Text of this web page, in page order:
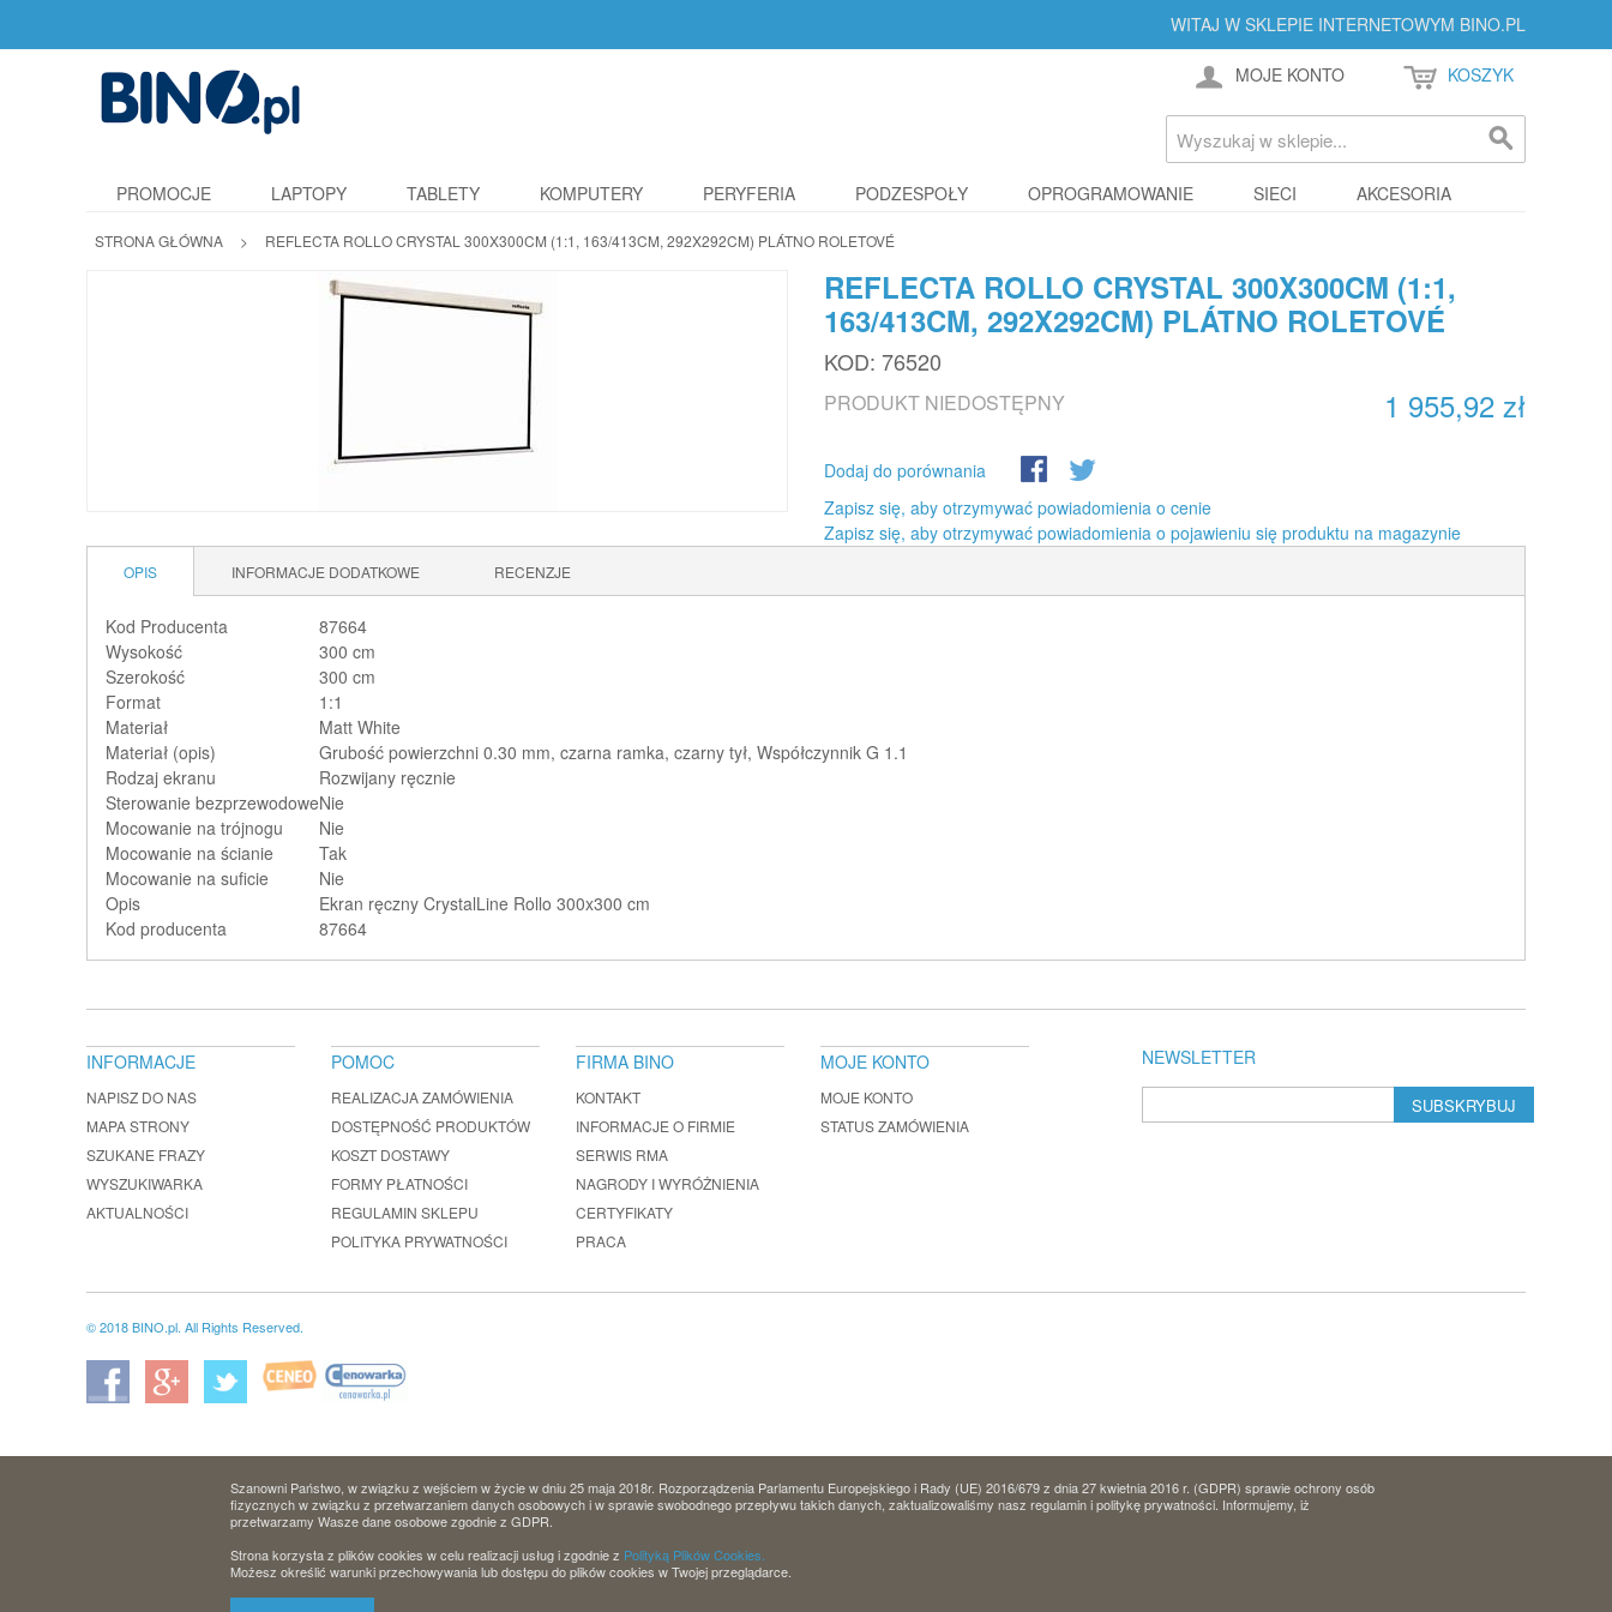
WITAJ W SKLEPIE INTERNETOWYM BINO.PL
MOJE KONTO KOSZYK
PROMOCJE LAPTOPY TABLETY KOMPUTERY PERYFERIA PODZESPOŁY OPROGRAMOWANIE SIECI AKCESORIA
STRONA GŁÓWNA > REFLECTA ROLLO CRYSTAL 300X300CM (1:1, 163/413CM, 292X292CM) PLÁTNO ROLETOVÉ
REFLECTA ROLLO CRYSTAL 300X300CM (1:1,
163/413CM, 292X292CM) PLÁTNO ROLETOVÉ
KOD: 76520
1 955,92 zł
PRODUKT NIEDOSTĘPNY
Dodaj do porównania
Zapisz się, aby otrzymywać powiadomienia o cenie
Zapisz się, aby otrzymywać powiadomienia o pojawieniu się produktu na magazynie
OPIS INFORMACJE DODATKOWE RECENZJE
Kod Producenta
87664
Wysokość
300 cm
Szerokość
300 cm
Format
1:1
Materiał
Matt White
Materiał (opis)
Grubość powierzchni 0.30 mm, czarna ramka, czarny tył, Współczynnik G 1.1
Rodzaj ekranu
Rozwijany ręcznie
Sterowanie bezprzewodoweNie
Mocowanie na trójnogu
Nie
Mocowanie na ścianie
Tak
Mocowanie na suficie
Nie
Opis
Ekran ręczny CrystalLine Rollo 300x300 cm
Kod producenta
87664
NEWSLETTER
SUBSKRYBUJ
INFORMACJE
NAPISZ DO NAS
MAPA STRONY
SZUKANE FRAZY
WYSZUKIWARKA
AKTUALNOŚCI
POMOC
REALIZACJA ZAMÓWIENIA
DOSTĘPNOŚĆ PRODUKTÓW
KOSZT DOSTAWY
FORMY PŁATNOŚCI
REGULAMIN SKLEPU
POLITYKA PRYWATNOŚCI
FIRMA BINO
KONTAKT
INFORMACJE O FIRMIE
SERWIS RMA
NAGRODY I WYRÓŻNIENIA
CERTYFIKATY
PRACA
MOJE KONTO
MOJE KONTO
STATUS ZAMÓWIENIA
© 2018 BINO.pl. All Rights Reserved.
Szanowni Państwo, w związku z wejściem w życie w dniu 25 maja 2018r. Rozporządzenia Parlamentu Europejskiego i Rady (UE) 2016/679 z dnia 27 kwietnia 2016 r. (GDPR) sprawie ochrony osób
fizycznych w związku z przetwarzaniem danych osobowych i w sprawie swobodnego przepływu takich danych, zaktualizowaliśmy nasz regulamin i politykę prywatności. Informujemy, iż
przetwarzamy Wasze dane osobowe zgodnie z GDPR.
Strona korzysta z plików cookies w celu realizacji usług i zgodnie z Polityką Plików Cookies.
Możesz określić warunki przechowywania lub dostępu do plików cookies w Twojej przeglądarce.